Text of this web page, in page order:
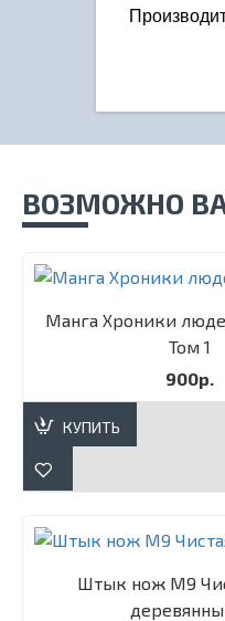
ВОЗМОЖНО
Манга Хроники
Том 1
900р.
КУПИТЬ
Штык нож М9